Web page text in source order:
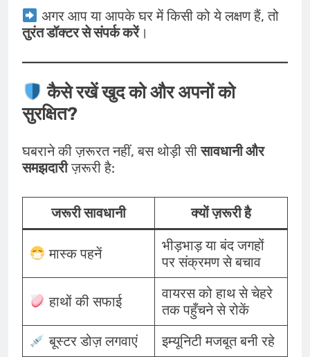
अगर आप या आपके घर में किसी को ये लक्षण हैं, तो
तुरंत डॉक्टर से संपर्क करें।
कैसे रखें खुद को और अपनों को
सुरक्षित?
घबराने की ज़रूरत नहीं, बस थोड़ी सीसावधानी और
समझदारीज़रूरी है:
जरूरी सावधानी क्यों ज़रूरी है
मास्क पहनें
भीड़भाड़ या बंद जगहों
पर संक्रमण से बचाव
हाथों की सफाई
वायरस को हाथ से चेहरे
तक पहुँचने से रोकें
बूस्टर डोज़ लगवाएं
इम्यूनिटी मजबूत बनी रहे